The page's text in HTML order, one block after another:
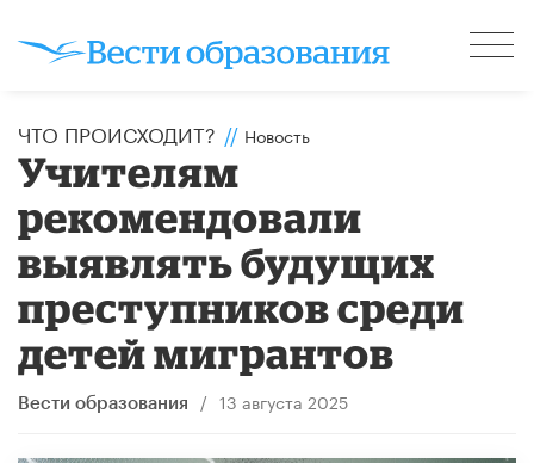
ЧТО ПРОИСХОДИТ? // Новость
Учителям
рекомендовали
выявлять будущих
преступников среди
детей мигрантов
Вести образования / 13 августа 2025